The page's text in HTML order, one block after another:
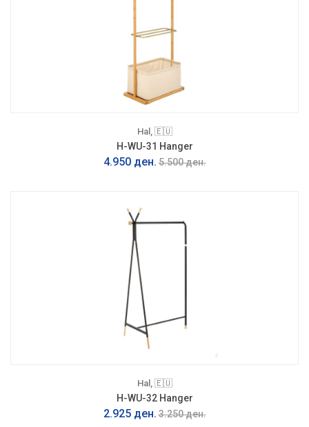
Hal, 🇪🇺
H-WU-31 Hanger
4.950 ден. 5.500 ден.
Hal, 🇪🇺
H-WU-32 Hanger
2.925 ден. 3.250 ден.